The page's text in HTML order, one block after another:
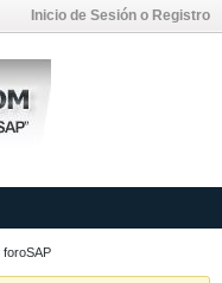
Inicio de Sesión o Registro
foroSAP